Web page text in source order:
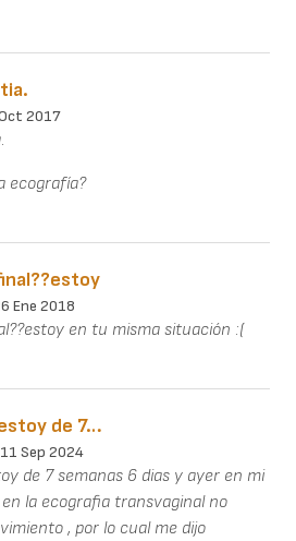
2017
ecografía?
Ene 2018
en tu misma situación :(
de 7…
11 Sep 2024
de 7 semanas 6 dias y ayer en mi
la ecografia transvaginal no
, por lo cual me dijo